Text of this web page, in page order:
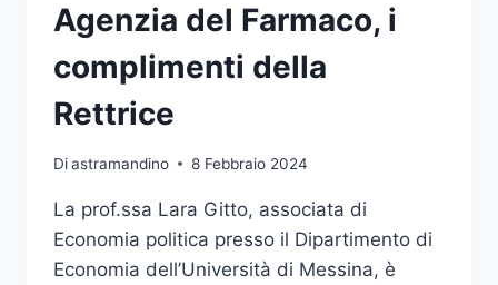
Agenzia del Farmaco, i
complimenti della
Rettrice
Diastramandino 8 Febbraio 2024
La prof.ssa Lara Gitto, associata di
Economia politica presso il Dipartimento di
Economia dell’Università di Messina, è